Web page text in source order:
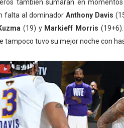
de Fórmula 1 2026 - Lando
de Europa de saltos
también sumaran en
falta al dominadorAnthony Davis
(19) y Markieff Morris
tampoco tuvo su mejor noche con